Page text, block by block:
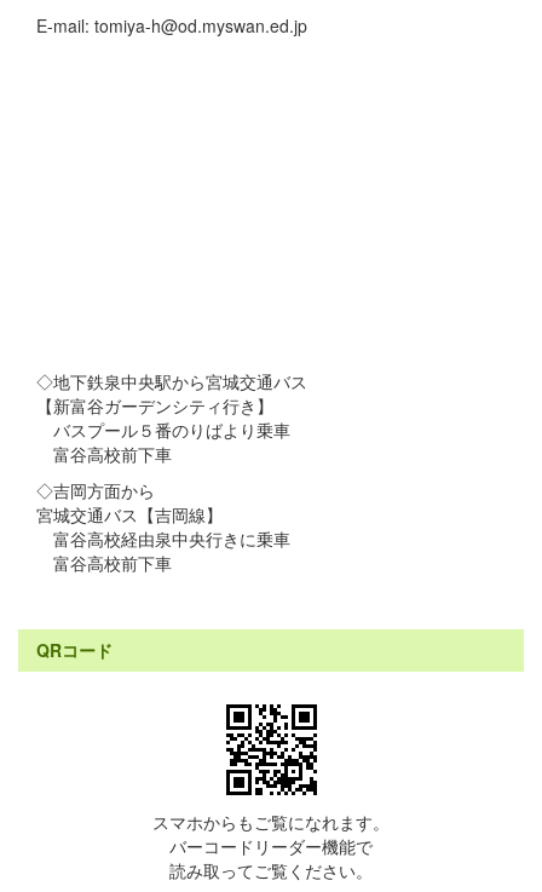
E-mail: tomiya-h@od.myswan.ed.jp
◇地下鉄泉中央駅から宮城交通バス
【新富谷ガーデンシティ行き】
バスプール５番のりばより乗車
富谷高校前下車
◇吉岡方面から
宮城交通バス【吉岡線】
富谷高校経由泉中央行きに乗車
富谷高校前下車
QRコード
スマホからもご覧になれます。
バーコードリーダー機能で
読み取ってご覧ください。